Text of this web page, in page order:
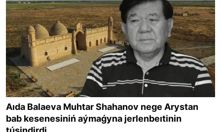
Aıda Balaeva Muhtar Shahanov nege Arystan
bab kesenesiniń aýmaǵyna jerlenbeıtinin